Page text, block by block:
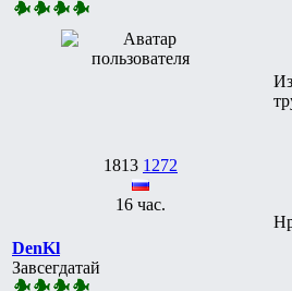
1813 1272
16 час.
DenKl
Завсегдатай